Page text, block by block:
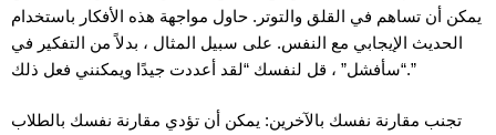
يمكن أن تساهم في القلق والتوتر. حاول مواجهة هذه الأفكار باستخدام
الحديث الإيجابي مع النفس. على سبيل المثال ، بدلاً من التفكير في
“سأفشل” ، قل لنفسك “لقد أعددت جيدًا ويمكنني فعل ذلك.”
تجنب مقارنة نفسك بالآخرين: يمكن أن تؤدي مقارنة نفسك بالطلاب